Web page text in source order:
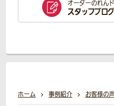
オーダーのれん
スタッフブロ
ホーム 事例紹介 お客様の